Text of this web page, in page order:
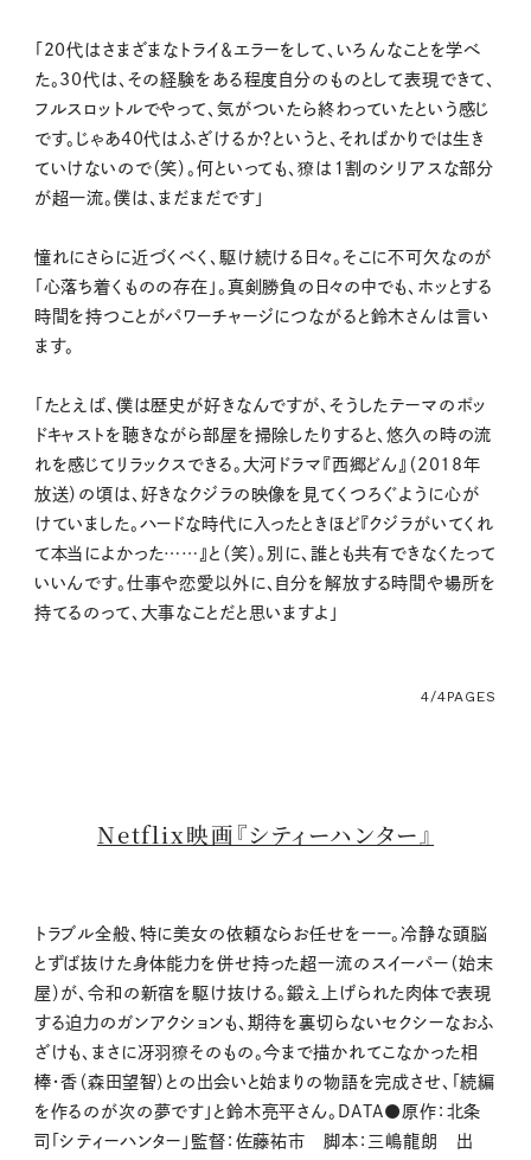
「20代はさまざまなトライ＆エラーをして、いろんなことを学べ
た。30代は、その経験をある程度自分のものとして表現できて、
フルスロットルでやって、気がついたら終わっていたという感じ
です。じゃあ40代はふざけるか？というと、そればかりでは生き
ていけないので（笑）。何といっても、獠は１割のシリアスな部分
が超一流。僕は、まだまだです」
憧れにさらに近づくべく、駆け続ける日々。そこに不可欠なのが
「心落ち着くものの存在」。真剣勝負の日々の中でも、ホッとする
時間を持つことがパワーチャージにつながると鈴木さんは言い
ます。
「たとえば、僕は歴史が好きなんですが、そうしたテーマのポッ
ドキャストを聴きながら部屋を掃除したりすると、悠久の時の流
れを感じてリラックスできる。大河ドラマ『西郷どん』（2018年
放送）の頃は、好きなクジラの映像を見てくつろぐように心が
けていました。ハードな時代に入ったときほど『クジラがいてくれ
て本当によかった……』と（笑）。別に、誰とも共有できなくたって
いいんです。仕事や恋愛以外に、自分を解放する時間や場所を
持てるのって、大事なことだと思いますよ」
4/4PAGES
Netflix映画『シティーハンター』
トラブル全般、特に美女の依頼ならお任せをーー。冷静な頭脳
とずば抜けた身体能力を併せ持った超一流のスイーパー（始末
屋）が、令和の新宿を駆け抜ける。鍛え上げられた肉体で表現
する迫力のガンアクションも、期待を裏切らないセクシーなおふ
ざけも、まさに冴羽獠そのもの。今まで描かれてこなかった相
棒・香（森田望智）との出会いと始まりの物語を完成させ、「続編
を作るのが次の夢です」と鈴木亮平さん。DATA●原作：北条
司「シティーハンター」監督：佐藤祐市 脚本：三嶋龍朗 出